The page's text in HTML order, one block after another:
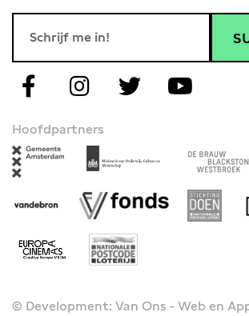
Hoofdpartners
© Development: Van Ons - Web en